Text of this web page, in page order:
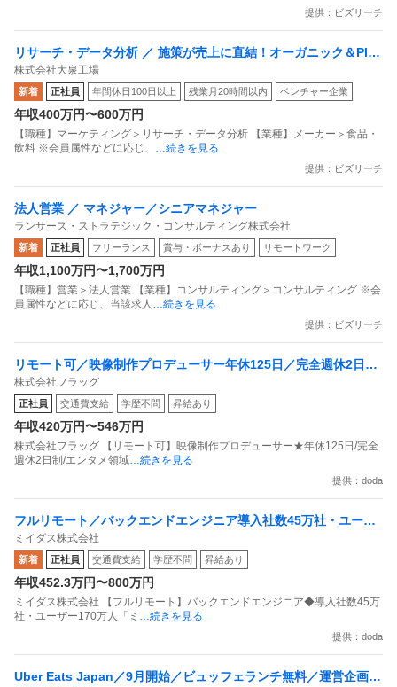
提供：ビズリーチ
リサーチ・データ分析 ／ 施策が売上に直結！オーガニック＆Plan
t－Basedブランドのデジタルマーケティング（飲料・食品EC）
株式会社大泉工場
新着 正社員 年間休日100日以上 残業月20時間以内 ベンチャー企業
年収400万円〜600万円
【職種】マーケティング＞リサーチ・データ分析 【業種】メーカー＞食品・
飲料 ※会員属性などに応じ、 …続きを見る
提供：ビズリーチ
法人営業 ／ マネジャー／シニアマネジャー
ランサーズ・ストラテジック・コンサルティング株式会社
新着 正社員 フリーランス 賞与・ボーナスあり リモートワーク
年収1,100万円〜1,700万円
【職種】営業＞法人営業 【業種】コンサルティング＞コンサルティング ※会
員属性などに応じ、当該求人 …続きを見る
提供：ビズリーチ
リモート可／映像制作プロデューサー年休125日／完全週休2日制
／エンタメ領域に強い
株式会社フラッグ
正社員 交通費支給 学歴不問 昇給あり
年収420万円〜546万円
株式会社フラッグ 【リモート可】映像制作プロデューサー★年休125日/完全
週休2日制/エンタメ領域…続きを見る
提供：doda
フルリモート／バックエンドエンジニア導入社数45万社・ユーザ
ー170万人「ミイダス」／残業8h程
ミイダス株式会社
新着 正社員 交通費支給 学歴不問 昇給あり
年収452.3万円〜800万円
ミイダス株式会社 【フルリモート】バックエンドエンジニア◆導入社数45万
社・ユーザー170万人「ミ …続きを見る
提供：doda
Uber Eats Japan／9月開始／ビュッフェランチ無料／運営企画サ